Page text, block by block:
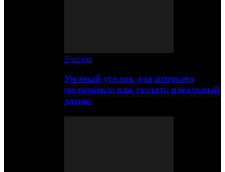
Участок
Уютный уголок для птичьего
молодняка: как создать идеальный
домик